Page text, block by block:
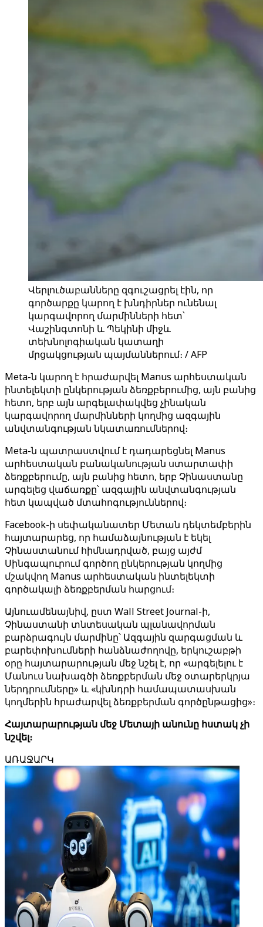
Վերլուծաբանները զգուշացրել էին, որ
գործարքը կարող է խնդիրներ ունենալ
կարգավորող մարմինների հետ՝
Վաշինգտոնի և Պեկինի միջև
տեխնոլոգիական կատաղի
մրցակցության պայմաններում։ / AFP
Meta-ն կարող է հրաժարվել Manus արհեստական ​​
ինտելեկտի ընկերության ձեռքբերումից, այն բանից
հետո, երբ այն արգելափակվեց չինական
կարգավորող մարմինների կողմից ազգային
անվտանգության նկատառումներով։
Meta-ն պատրաստվում է դադարեցնել Manus
արհեստական ​​բանականության ստարտափի
ձեռքբերումը, այն բանից հետո, երբ Չինաստանը
արգելեց վաճառքը՝ ազգային անվտանգության
հետ կապված մտահոգություններով։
Facebook-ի սեփականատեր Մետան դեկտեմբերին
հայտարարեց, որ համաձայնության է եկել
Չինաստանում հիմնադրված, բայց այժմ
Սինգապուրում գործող ընկերության կողմից
մշակվող Manus արհեստական ​​ինտելեկտի
գործակալի ձեռքբերման հարցում։
Այնուամենայնիվ, ըստ Wall Street Journal-ի,
Չինաստանի տնտեսական պլանավորման
բարձրագույն մարմինը՝ Ազգային զարգացման և
բարեփոխումների հանձնաժողովը, երկուշաբթի
օրը հայտարարության մեջ նշել է, որ «արգելելու է
Մանուս նախագծի ձեռքբերման մեջ օտարերկրյա
ներդրումները» և «կխնդրի համապատասխան
կողմերին հրաժարվել ձեռքբերման գործընթացից»։
Հայտարարության մեջ Մետայի անունը հստակ չի
նշվել։
ԱՌԱՋԱՐԿ